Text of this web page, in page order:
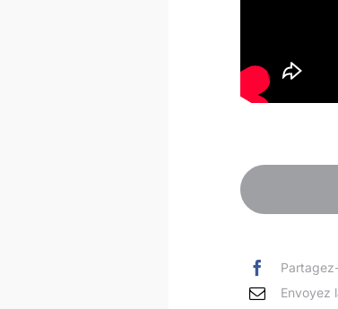
Envoyez